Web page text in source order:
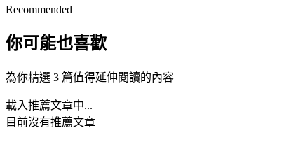
Recommended
你可能也喜歡
為你精選 3 篇值得延伸閱讀的內容
載入推薦文章中...
目前沒有推薦文章